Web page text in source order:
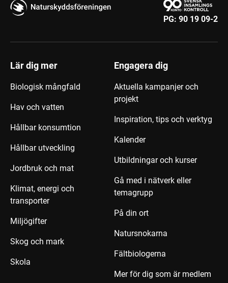
PG: 90 19 09-2
Lär dig mer
Biologisk mångfald
Hav och vatten
Hållbar konsumtion
Hållbar utveckling
Jordbruk och mat
Klimat, energi och
transporter
Miljögifter
Skog och mark
Skola
Engagera dig
Aktuella kampanjer och
projekt
Inspiration, tips och verktyg
Kalender
Utbildningar och kurser
Gå med i nätverk eller
temagrupp
På din ort
Natursnokarna
Fältbiologerna
Mer för dig som är medlem